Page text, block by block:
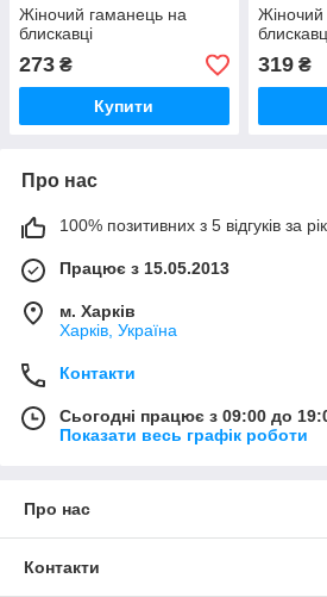
Жіночий гаманець на
блискавці
273 ₴
Купити
319₴
Про нас
100% позитивних з 5 відгуків за рік
Працює з 15.05.2013
м. Харків
Харків, Україна
Контакти
Сьогодні працює з 09:00 до
Показати весь графік роботи
Про нас
Контакти